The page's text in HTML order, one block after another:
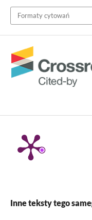
Formaty cytowań
Inne teksty tego